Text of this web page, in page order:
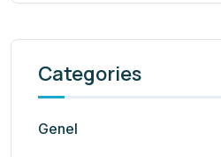
Categories
Genel